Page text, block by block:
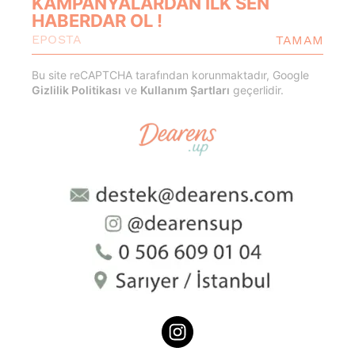
HABERDAR OL !
TAMAM
Bu site reCAPTCHA tarafından korunmaktadır, Google
Gizlilik Politikası ve Kullanım Şartları geçerlidir.